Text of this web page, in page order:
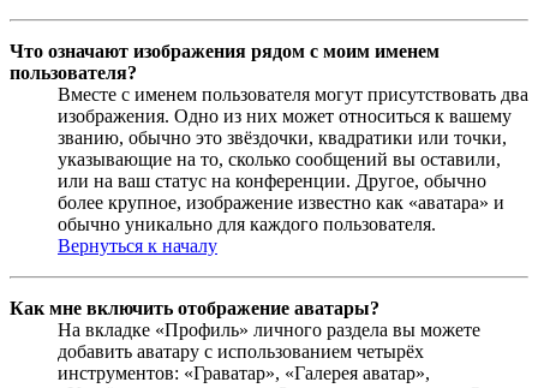
Что означают изображения рядом с моим именем
пользователя?
Вместе с именем пользователя могут присутствовать два
изображения. Одно из них может относиться к вашему
званию, обычно это звёздочки, квадратики или точки,
указывающие на то, сколько сообщений вы оставили,
или на ваш статус на конференции. Другое, обычно
более крупное, изображение известно как «аватара» и
обычно уникально для каждого пользователя.
Вернуться к началу
Как мне включить отображение аватары?
На вкладке «Профиль» личного раздела вы можете
добавить аватару с использованием четырёх
инструментов: «Граватар», «Галерея аватар»,